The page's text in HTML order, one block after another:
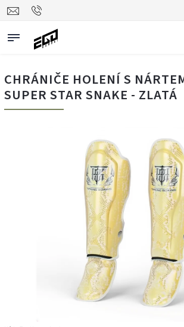
CHRÁNIČE HOLENÍ S
SUPER STAR SNAKE - ZLATÁ